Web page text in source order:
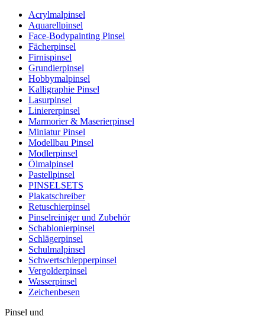
Acrylmalpinsel
Aquarellpinsel
Face-Bodypainting Pinsel
Fächerpinsel
Firnispinsel
Grundierpinsel
Hobbymalpinsel
Kalligraphie Pinsel
Lasurpinsel
Liniererpinsel
Marmorier & Maserierpinsel
Miniatur Pinsel
Modellbau Pinsel
Modlerpinsel
Ölmalpinsel
Pastellpinsel
PINSELSETS
Plakatschreiber
Retuschierpinsel
Pinselreiniger und Zubehör
Schablonierpinsel
Schlägerpinsel
Schulmalpinsel
Schwertschlepperpinsel
Vergolderpinsel
Wasserpinsel
Zeichenbesen
Pinsel und